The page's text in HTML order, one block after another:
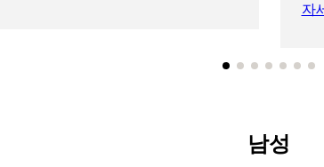
자
남성